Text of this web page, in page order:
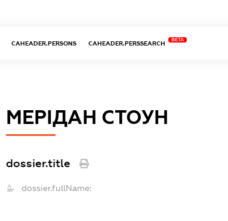
CAHEADER.PERSONS CAHEADER.PERSSEARCH
BETA
МЕРІДАН СТОУН
dossier.title
dossier.fullName: